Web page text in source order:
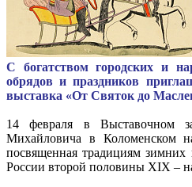
С богатством городских и
обрядов и праздников
выставка «От Святок до
14 февраля в Выставочном
Михайловича в Коломенском
посвященная традициям зимних
России второй половины XIX –